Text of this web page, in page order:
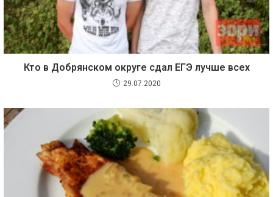
Кто в Добрянском округе сдал ЕГЭ лучше всех
29.07.2020